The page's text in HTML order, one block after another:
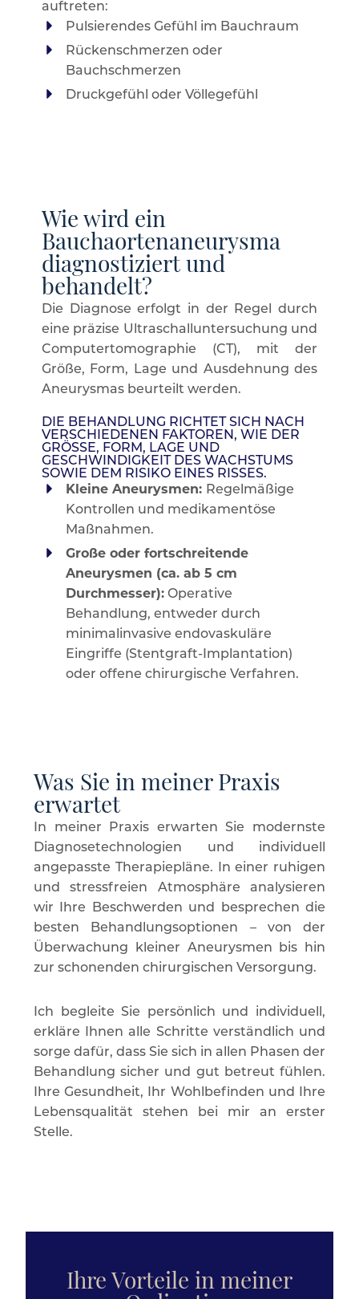
auftreten:
Pulsierendes Gefühl im Bauchraum
Rückenschmerzen oder
Bauchschmerzen
Druckgefühl oder Völlegefühl
Wie wird ein
Bauchaortenaneurysma
diagnostiziert und
behandelt?
Die Diagnose erfolgt in der Regel durch
eine präzise Ultraschalluntersuchung und
Computertomographie (CT), mit der
Größe, Form, Lage und Ausdehnung des
Aneurysmas beurteilt werden.
DIE BEHANDLUNG RICHTET SICH NACH
VERSCHIEDENEN FAKTOREN, WIE DER
GRÖSSE, FORM, LAGE UND G
ESCHWINDIGKEIT DES WACHSTUMS S
OWIE DEM RISIKO EINES RISSES.
Kleine Aneurysmen: Regelmäßige
Kontrollen und medikamentöse
Maßnahmen.
Große oder fortschreitende
Aneurysmen (ca. ab 5 cm
Durchmesser): Operative
Behandlung, entweder durch
minimalinvasive endovaskuläre
Eingriffe (Stentgraft-Implantation)
oder offene chirurgische Verfahren.
Was Sie in meiner Praxis
erwartet
In meiner Praxis erwarten Sie modernste
Diagnosetechnologien und individuell
angepasste Therapiepläne. In einer ruhigen
und stressfreien Atmosphäre analysieren
wir Ihre Beschwerden und besprechen die
besten Behandlungsoptionen – von der
Überwachung kleiner Aneurysmen bis hin
zur schonenden chirurgischen Versorgung.
Ich begleite Sie persönlich und individuell,
erkläre Ihnen alle Schritte verständlich und
sorge dafür, dass Sie sich in allen Phasen der
Behandlung sicher und gut betreut fühlen.
Ihre Gesundheit, Ihr Wohlbefinden und Ihre
Lebensqualität stehen bei mir an erster
Stelle.
Ihre Vorteile in meiner